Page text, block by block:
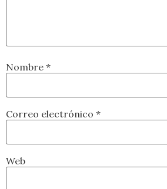
Nombre *
Correo electrónico *
Web